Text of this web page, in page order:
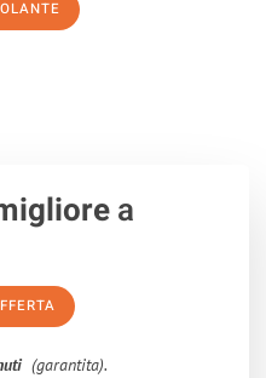
a
(garantita).